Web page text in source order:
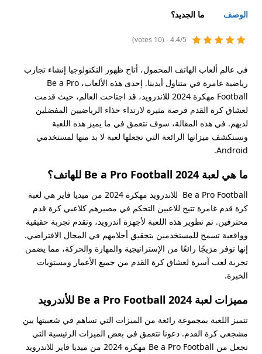
الوصف ما الجديد؟
4.4/5 - (10 votes)
في عالم ألعاب الهاتف المحمول، أتاح ظهور التكنولوجيا إنشاء تجارب
رياضية غامرة في متناول أيدينا. إحدى هذه الألعاب، Be a Pro
Football مهكرة 2024 للاندرويد، قد اجتاحت العالم، حيث قدمت
لعشاق كرة القدم فرصة مثيرة لارتداء حذاء الرياضيين المفضلين
لديهم. في هذه المقالة، سوف نتعمق في ما يميز هذه اللعبة
ونستكشف ميزاتها الرائعة التي تجعلها لعبة لا بد منها لمستخدمي
Android.
ما هي لعبة Be a Pro Football 2024 للهاتف؟
Be a Pro Football للاندرويد مهكرة 2024 من ميديا فاير هي لعبة
كرة قدم غامرة تتيح للاعبين التحكم في مصيرهم كلاعبي كرة قدم
محترفين. تم تطوير هذه اللعبة لأجهزة اندرويد، وتقدم تجربة حقيقية
وواقعية تسمح للمستخدمين بتحقيق أحلامهم في المجال الافتراضي.
إنها توفر مزيجًا رائعًا من الإستراتيجية والمهارة والحركة، مما يضمن
تجربة لعب آسرة لعشاق كرة القدم من جميع الأعمار ومستويات
الخبرة.
مميزات لعبة Be a Pro Football 2024 للأندرويد
تتميز اللعبة بمجموعة رائعة من الميزات التي تساهم في شعبيتها بين
مشجعي كرة القدم. دعونا نتعمق في بعض الميزات الرئيسية التي
تجعل من Be a Pro Football مهكرة 2024 من ميديا فاير للاندرويد